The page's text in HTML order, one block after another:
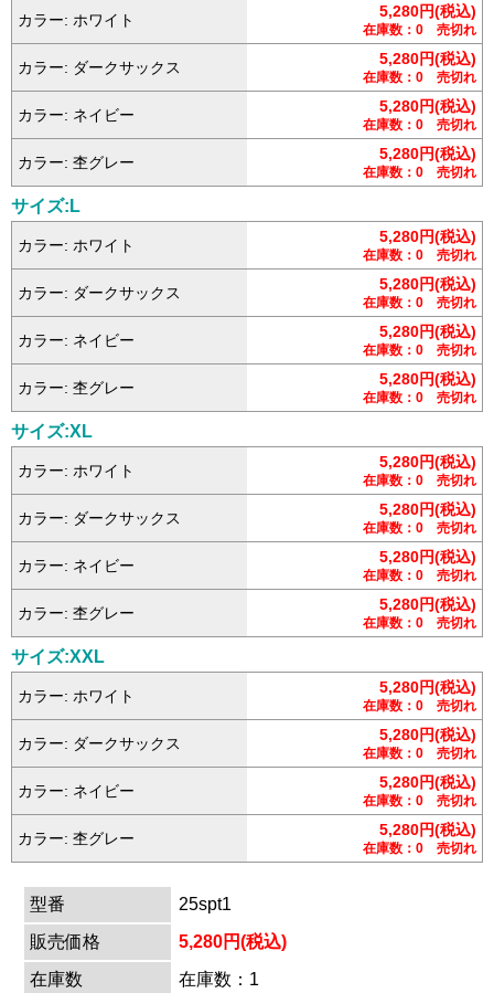
カラー: ホワイト 5,280円(税込)
在庫数：0 売切れ
カラー: ダークサックス 5,280円(税込)
在庫数：0 売切れ
カラー: ネイビー 5,280円(税込)
在庫数：0 売切れ
カラー: 杢グレー 5,280円(税込)
在庫数：0 売切れ
サイズ:L
カラー: ホワイト 5,280円(税込)
在庫数：0 売切れ
カラー: ダークサックス 5,280円(税込)
在庫数：0 売切れ
カラー: ネイビー 5,280円(税込)
在庫数：0 売切れ
カラー: 杢グレー 5,280円(税込)
在庫数：0 売切れ
サイズ:XL
カラー: ホワイト 5,280円(税込)
在庫数：0 売切れ
カラー: ダークサックス 5,280円(税込)
在庫数：0 売切れ
カラー: ネイビー 5,280円(税込)
在庫数：0 売切れ
カラー: 杢グレー 5,280円(税込)
在庫数：0 売切れ
サイズ:XXL
カラー: ホワイト 5,280円(税込)
在庫数：0 売切れ
カラー: ダークサックス 5,280円(税込)
在庫数：0 売切れ
カラー: ネイビー 5,280円(税込)
在庫数：0 売切れ
カラー: 杢グレー 5,280円(税込)
在庫数：0 売切れ
型番
25spt1
販売価格
5,280円(税込)
在庫数
在庫数：1